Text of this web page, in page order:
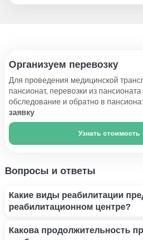
Организуем перевозку
Для проведения медицинской
пансионат, перевозки из
обследование и обратно в
заявку
Узнать стоимость
Вопросы и ответы
Какие виды реабилитации
реабилитационном центре?
профессиональный уход за
Какова продолжительность